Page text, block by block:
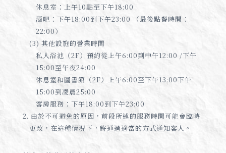
休息室：上午10點至下午18:00
酒吧：下午18:00到下午23:00 （最後點餐時間：
22:00）
(3) 其他設施的營業時間
私人浴池（2F）預約從上午6:00到中午12:00 /下午
15:00至午夜24:00
休息室和圖書館（2F）上午6:00至下午13:00下午
15:00到凌晨25:00
客房服務：下午18:00到下午23:00
2. 由於不可避免的原因，前段所述的服務時間可能會臨時
更改，在這種情況下，將通過適當的方式通知客人。